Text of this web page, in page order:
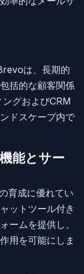
は、長期的
括的な顧客関係
グおよびCRM
ドスケープ内で
能とサー
育成に優れてい
ットツール付き
ームを提供し、
用を可能にしま